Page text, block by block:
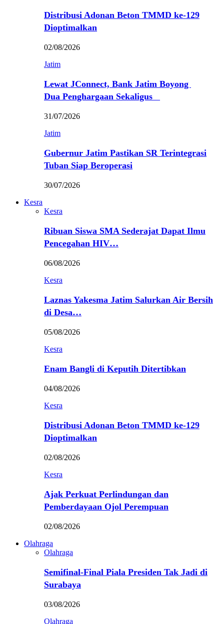
Distribusi Adonan Beton TMMD ke-129
Dioptimalkan
02/08/2026
Jatim
Lewat JConnect, Bank Jatim Boyong
Dua Penghargaan Sekaligus
31/07/2026
Jatim
Gubernur Jatim Pastikan SR Terintegrasi
Tuban Siap Beroperasi
30/07/2026
Kesra
Kesra
Ribuan Siswa SMA Sederajat Dapat Ilmu
Pencegahan HIV…
06/08/2026
Kesra
Laznas Yakesma Jatim Salurkan Air Bersih
di Desa…
05/08/2026
Kesra
Enam Bangli di Keputih Ditertibkan
04/08/2026
Kesra
Distribusi Adonan Beton TMMD ke-129
Dioptimalkan
02/08/2026
Kesra
Ajak Perkuat Perlindungan dan
Pemberdayaan Ojol Perempuan
02/08/2026
Olahraga
Olahraga
Semifinal-Final Piala Presiden Tak Jadi di
Surabaya
03/08/2026
Olahraga